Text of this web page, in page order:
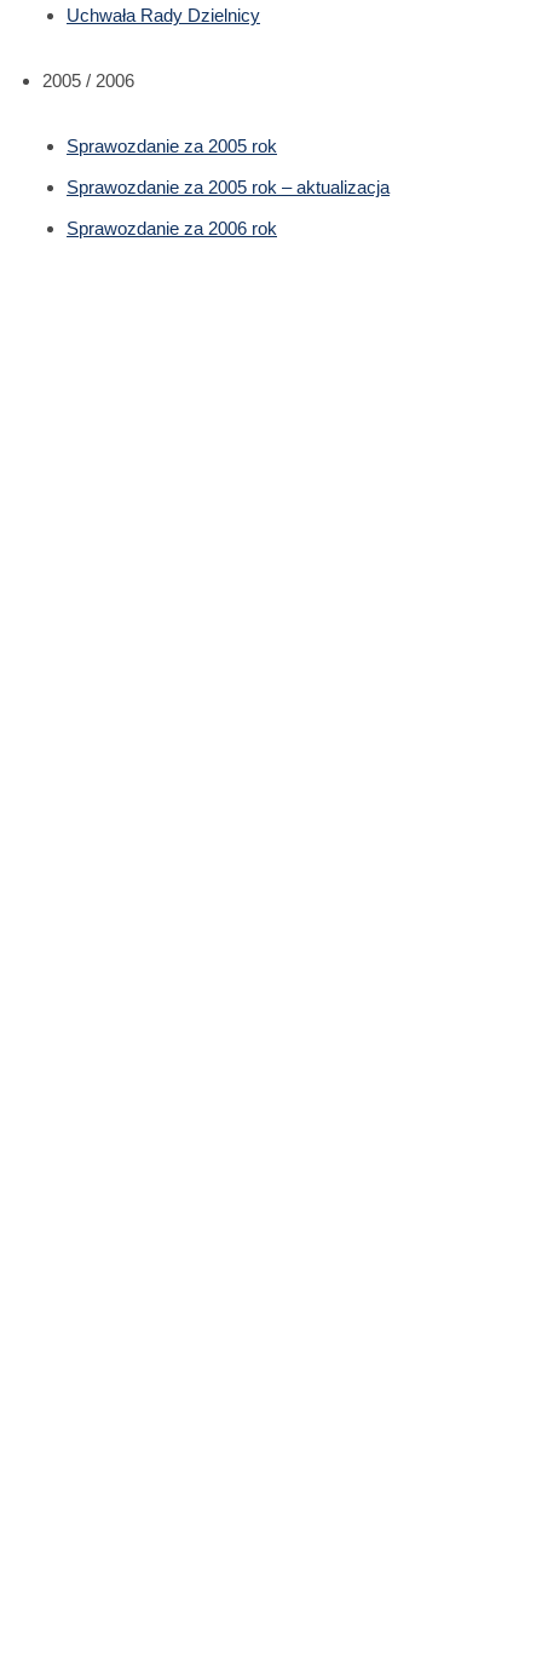
Uchwała Rady Dzielnicy
2005 / 2006
Sprawozdanie za 2005 rok
Sprawozdanie za 2005 rok – aktualizacja
Sprawozdanie za 2006 rok